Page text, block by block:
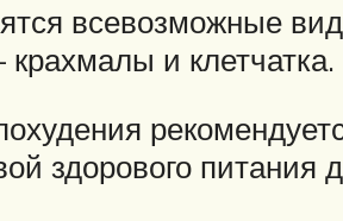
всевозможные
и клетчатка.
здорового